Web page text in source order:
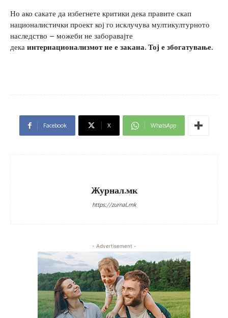
Но ако сакате да избегнете критики дека правите скап
националистички проект кој го исклучува мултикултурното
наследство – можеби не заборавајте
дека интернационализмот не е закана. Тој е збогатување.
Facebook X WhatsApp
Журнал.мк
https://zurnal.mk
- Advertisement -